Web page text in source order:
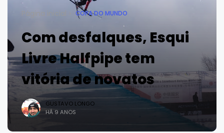
Página inicial COPA DO MUNDO
Com desfalques, Esqui
Livre Halfpipe tem
vitória de novatos
GUSTAVO LONGO
HÁ 9 ANOS